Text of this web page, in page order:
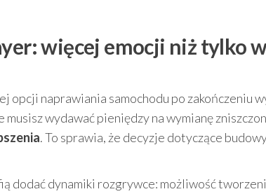
więcej emocji niż tylko
opcji naprawiania samochodu po zakończeniu
wydawać pieniędzy na wymianę
. To sprawia, że decyzje dotyczące
dodać dynamiki rozgrywce: możliwość